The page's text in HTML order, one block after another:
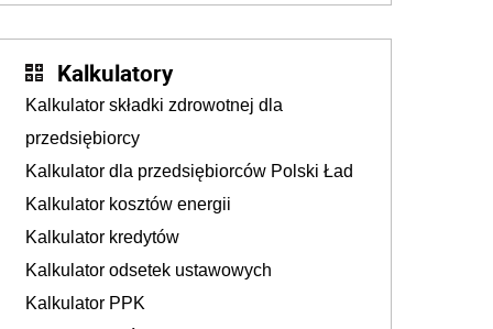
Kalkulatory
Kalkulator składki zdrowotnej dla
przedsiębiorcy
Kalkulator dla przedsiębiorców Polski Ład
Kalkulator kosztów energii
Kalkulator kredytów
Kalkulator odsetek ustawowych
Kalkulator PPK